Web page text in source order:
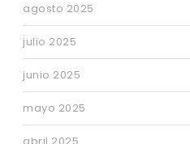
agosto 2025
julio 2025
junio 2025
mayo 2025